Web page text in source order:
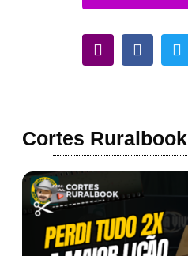
Cortes Ruralbook